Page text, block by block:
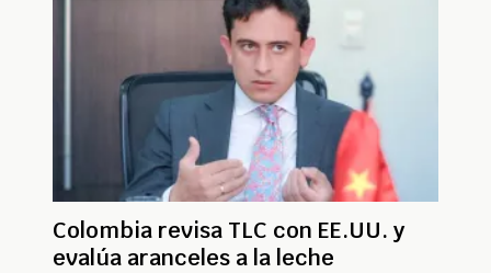
Colombia revisa TLC con EE.UU. y
evalúa aranceles a la leche